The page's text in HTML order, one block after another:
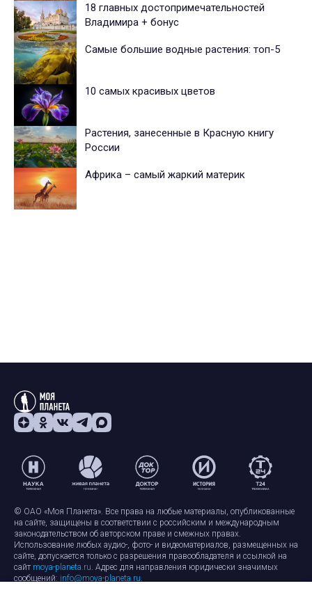
18 главных достопримечательностей
Владимира + бонус
Самые большие водные растения: топ-5
10 самых красивых цветов
Растения, занесенные в Красную книгу
России
Африка – самый жаркий материк
© ОАО «Моя Планета». Все права на любые материалы, опубликованные
на сайте, защищены в соответствии с российским и международным
законодательством об авторском праве и смежных правах.
Использование любых аудио-, фото- и видеоматериалов, размещенных на
сайте, допускается только с разрешения правообладателя и ссылкой на
сайт moya-planeta.ru. Адрес для направления юридически значимых
сообщений: info@moya-planeta.ru.